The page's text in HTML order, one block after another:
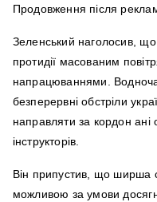
Продовження після
Зеленський наголосив, що
протидії масованим
напрацюваннями.
безперервні обстріли
направляти за кордон ані
інструкторів.
Він припустив, що ширша
можливою за умови